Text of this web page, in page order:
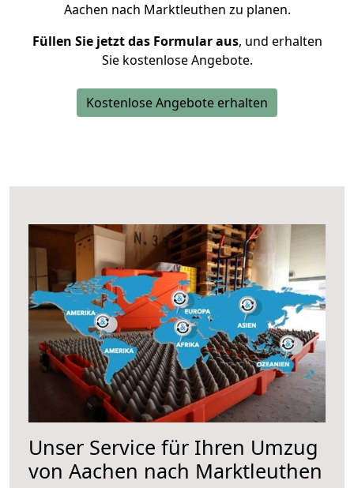
Aachen nach Marktleuthen zu planen.
Füllen Sie jetzt das Formular aus, und erhalten
Sie kostenlose Angebote.
Kostenlose Angebote erhalten
Unser Service für Ihren Umzug
von Aachen nach Marktleuthen